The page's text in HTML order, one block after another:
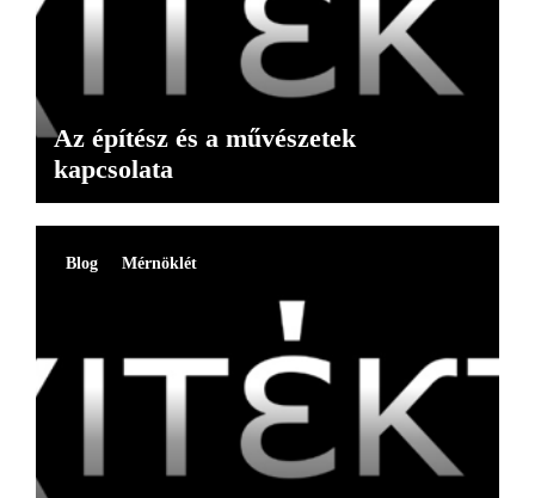
Az építész és a művészetek
kapcsolata
Blog Mérnöklét